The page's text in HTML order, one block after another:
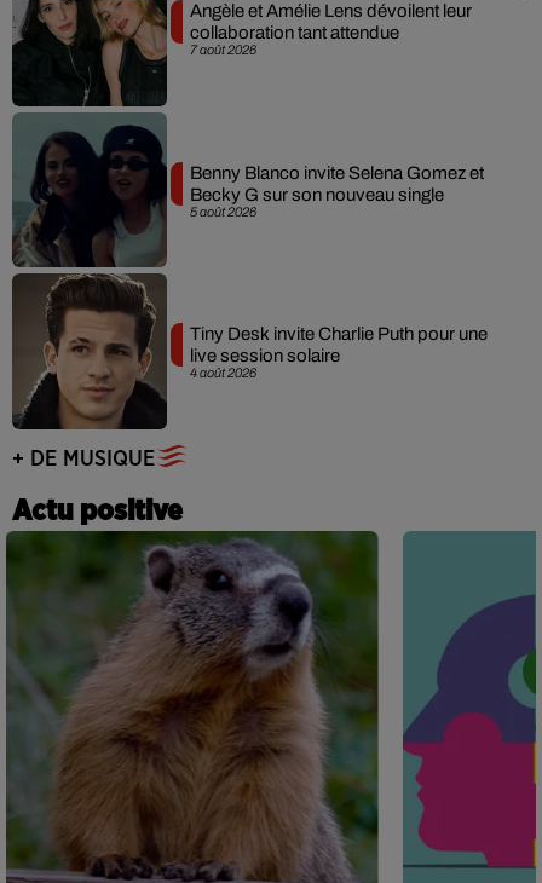
7 août 2026
Angèle et Amélie Lens dévoilent leur
collaboration tant attendue
5 août 2026
Benny Blanco invite Selena Gomez et
Becky G sur son nouveau single
4 août 2026
Tiny Desk invite Charlie Puth pour une
live session solaire
+ DE MUSIQUE
Actu positive